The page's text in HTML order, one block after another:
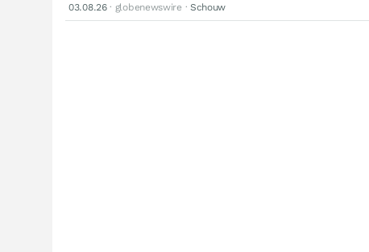
03.08.26· globenewswire · Schouw